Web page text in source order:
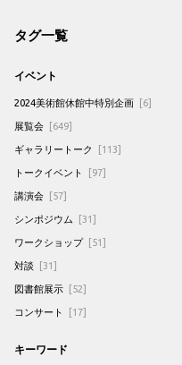
タグ一覧
イベント
2024美術館休館中特別企画 [6]
展覧会 [649]
ギャラリートーク [113]
トークイベント [97]
講演会 [57]
シンポジウム [31]
ワークショップ [51]
対談 [31]
図書館展示 [52]
コンサート [17]
キーワード